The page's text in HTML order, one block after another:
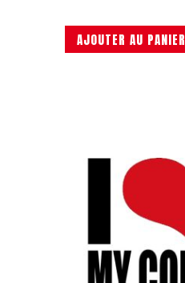
AJOUTER AU PANIER